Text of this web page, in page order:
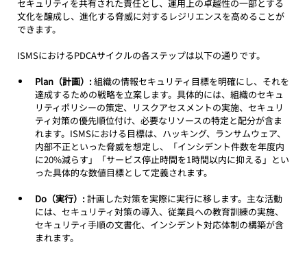
セキュリティを共有された責任とし、運用上の卓越性の一部とする
文化を醸成し、進化する脅威に対するレジリエンスを高めることが
できます。
ISMSにおけるPDCAサイクルの各ステップは以下の通りです。
Plan（計画）: 組織の情報セキュリティ目標を明確にし、それを
達成するための戦略を立案します。具体的には、組織のセキュ
リティポリシーの策定、リスクアセスメントの実施、セキュリ
ティ対策の優先順位付け、必要なリソースの特定と配分が含ま
れます。ISMSにおける目標は、ハッキング、ランサムウェア、
内部不正といった脅威を想定し、「インシデント件数を年度内
に20%減らす」「サービス停止時間を1時間以内に抑える」とい
った具体的な数値目標として定義されます。
Do（実行）: 計画した対策を実際に実行に移します。主な活動
には、セキュリティ対策の導入、従業員への教育訓練の実施、
セキュリティ手順の文書化、インシデント対応体制の構築が含
まれます。